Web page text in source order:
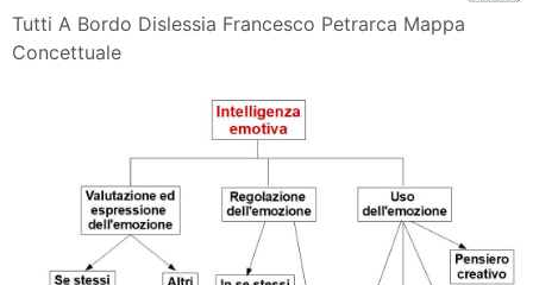
Tutti A Bordo Dislessia Francesco Petrarca Mappa
Concettuale